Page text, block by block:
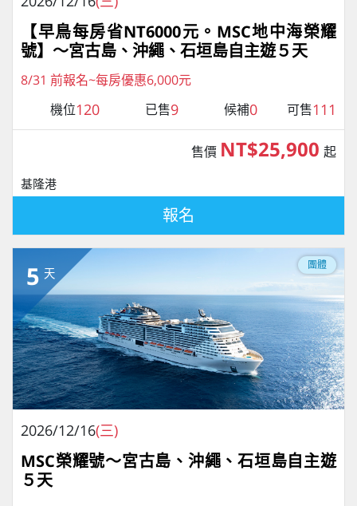
【早鳥每房省NT6000元。MSC地中海榮耀
號】～宮古島、沖繩、石垣島自主遊５天
8/31 前報名~每房優惠6,000元
機位120 已售9 候補0 可售111
基隆港
售價 NT$25,900 起
報名
5 天
團體
2026/12/16(三)
MSC榮耀號～宮古島、沖繩、石垣島自主遊
５天